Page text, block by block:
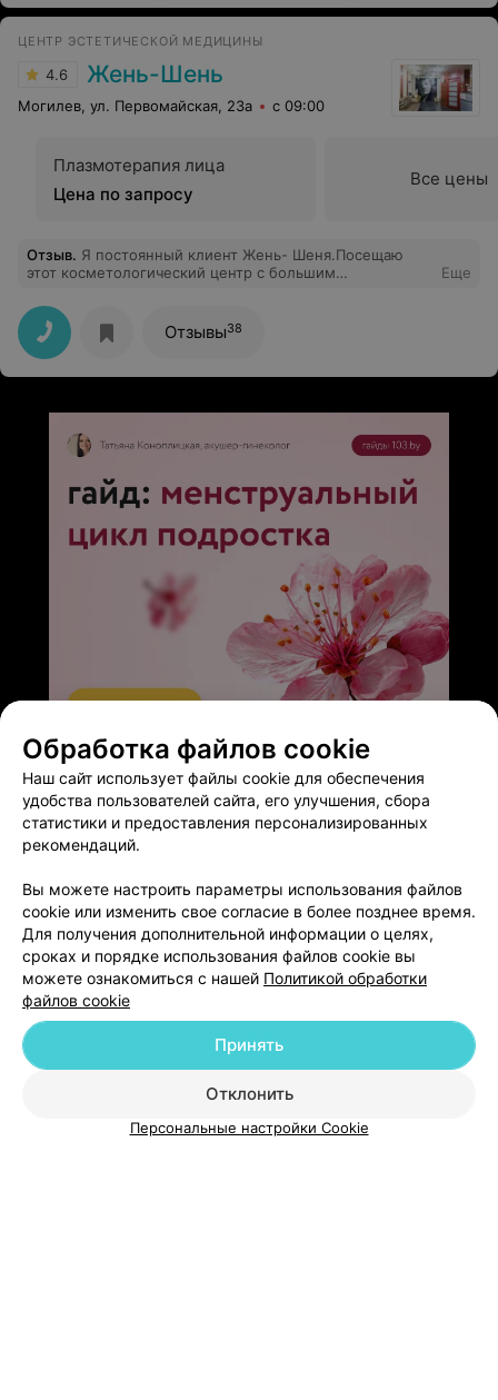
ЦЕНТР ЭСТЕТИЧЕСКОЙ МЕДИЦИНЫ
4.6 Жень-Шень
Могилев, ул. Первомайская, 23а с 09:00
Плазмотерапия лица
Цена по запросу
Все цены
Отзыв. Я постоянный клиент Жень- Шеня.Посещаю
этот косметологический центр с большим
специалисты:они всегда внимательны ,вежливы.После
посещения остается всегда хорошее настроение и
прекрасный результат.
Еще
Отзывы38
ЭФФЕКТИВНАЯ РЕКЛАМА НА САЙТЕ
Добавить компанию
Добавить специалиста
Новости проекта
Размещение рекламы
Медицинский маркетинг
Публичный договор
Обработка файлов cookie
Наш сайт использует файлы cookie для обеспечения
удобства пользователей сайта, его улучшения, сбора
статистики и предоставления персонализированных
рекомендаций.
Вы можете настроить параметры использования файлов
cookie или изменить свое согласие в более позднее время.
Для получения дополнительной информации о целях,
сроках и порядке использования файлов cookie вы
можете ознакомиться с нашей Политикой обработки
файлов cookie
Отклонить
Принять
Персональные настройки Cookie